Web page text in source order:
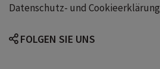
Fantasygeschichten
Datenschutz- und Cookieerklärung
FOLGEN SIE UNS